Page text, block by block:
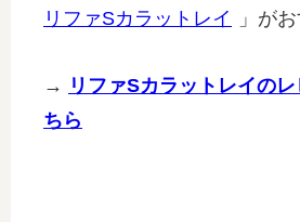
リファSカラットレイ
」が
→ リファSカラットレイの
ちら